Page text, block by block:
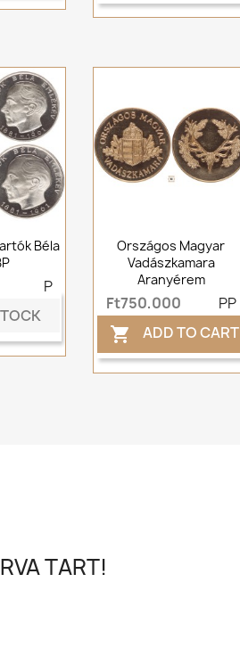
Béla
P
Országos Magyar
Vadászkamara
Aranyérem
Ft750,000 PP
 ADD TO CART
TART!